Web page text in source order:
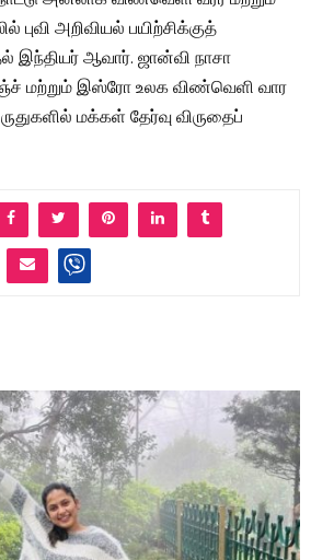
அறிவியல் பயிற்சிக்குத்
இந்தியர் ஆவார். ஜான்வி நாசா
மற்றும் இஸ்ரோ உலக விண்வெளி வார
மக்கள் தேர்வு விருதைப்